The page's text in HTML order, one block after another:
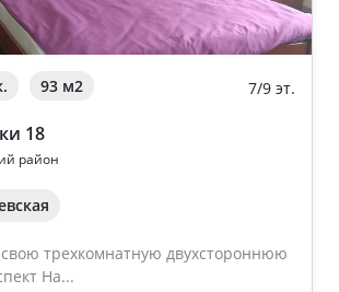
квартиры
93 м2 7/9 эт.
18
район
трехкомнатную двухстороннюю
На...